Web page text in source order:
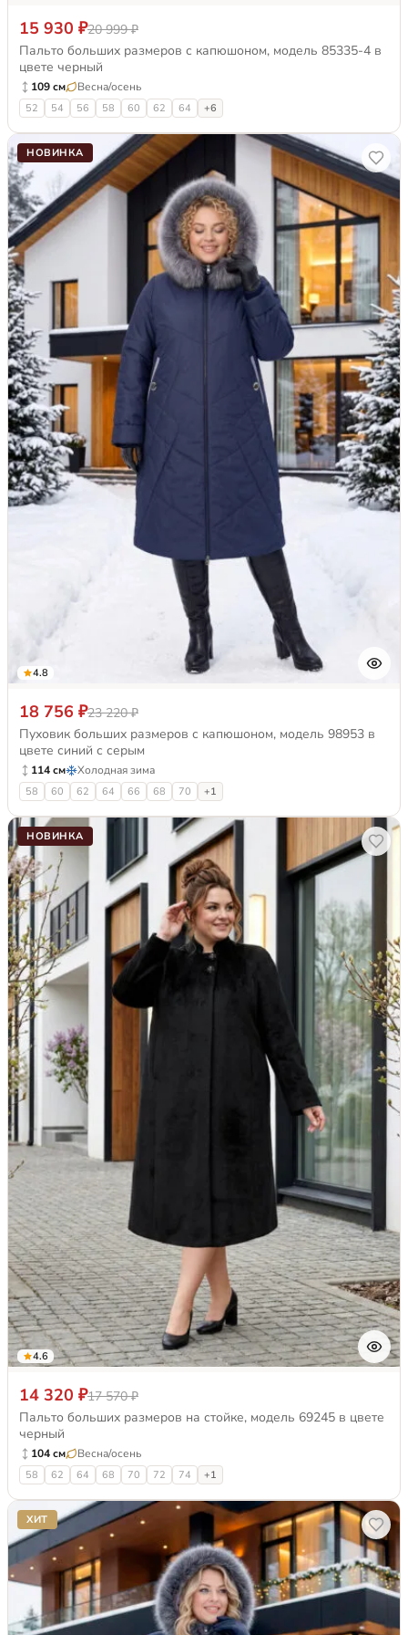
15 930 ₽20 999 ₽
Пальто больших размеров с капюшоном, модель 85335-4 в
цвете черный
109 см Весна/осень
52 54 56 58 60 62 64 +6
НОВИНКА
4.8
18 756 ₽23 220 ₽
Пуховик больших размеров с капюшоном, модель 98953 в
цвете синий с серым
114 см Холодная зима
58 60 62 64 66 68 70 +1
НОВИНКА
4.6
14 320 ₽17 570 ₽
Пальто больших размеров на стойке, модель 69245 в цвете
черный
104 см Весна/осень
58 62 64 68 70 72 74 +1
ХИТ